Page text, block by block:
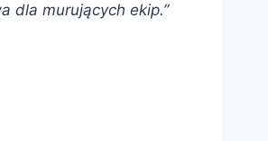
dla murujących ekip.”